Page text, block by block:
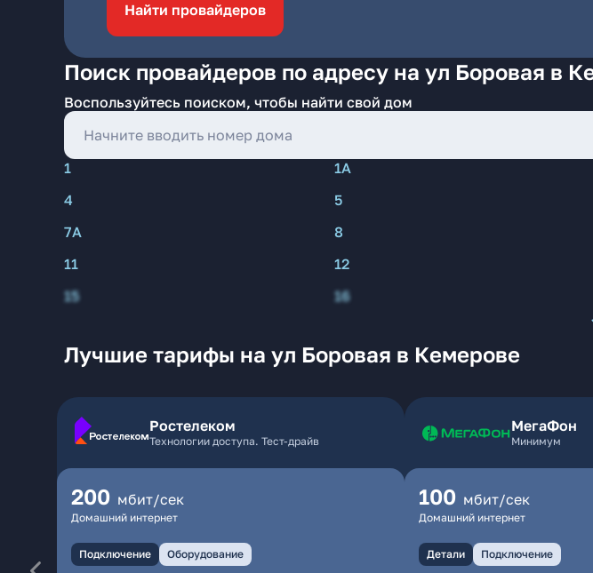
Найти провайдеров
Поиск провайдеров по адресу на ул Боровая в
Воспользуйтесь поиском, чтобы найти свой дом
1 1А
4
5
7А
8
11
12
15
16
Лучшие тарифы на ул Боровая в Кемерове
Ростелеком
Технологии доступа. Тест-драйв
200 мбит/сек
Домашний интернет
Подключение Оборудование
МегаФон
Минимум
100 мбит/сек
Домашний интернет
Детали Подключение